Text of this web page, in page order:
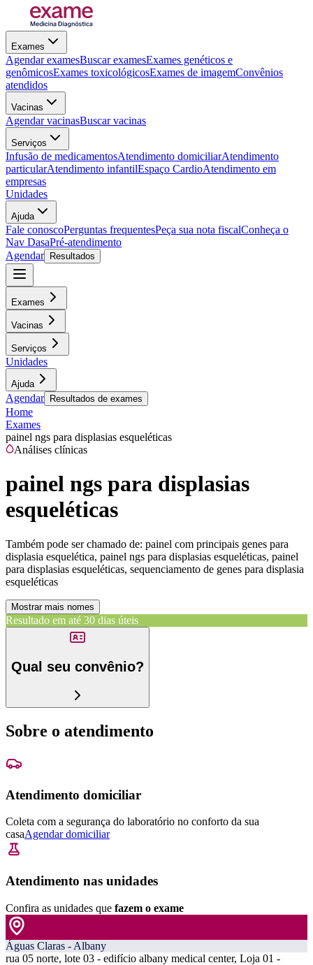
Exames
Agendar examesBuscar examesExames genéticos e
genômicosExames toxicológicosExames de imagemConvênios
atendidos
Vacinas
Agendar vacinasBuscar vacinas
Serviços
Infusão de medicamentosAtendimento domiciliarAtendimento
particularAtendimento infantilEspaço CardioAtendimento em
empresas
Unidades
Ajuda
Fale conoscoPerguntas frequentesPeça sua nota fiscalConheça o
Nav DasaPré-atendimento
Agendar
Resultados
Exames
Vacinas
Serviços
Unidades
Ajuda
Agendar Resultados de exames
Home
Exames
painel ngs para displasias esqueléticas
Análises clínicas
painel ngs para displasias
esqueléticas
Também pode ser chamado de: painel com principais genes para
displasia esquelética, painel ngs para displasias esqueléticas, painel
para displasias esqueléticas, sequenciamento de genes para displasia
esqueléticas
Mostrar mais nomes
Resultado em até 30 dias úteis
Qual seu convênio?
Sobre o atendimento
Atendimento domiciliar
Coleta com a segurança do laboratório no conforto da sua
casaAgendar domiciliar
Atendimento nas unidades
Confira as unidades que fazem o exame
Águas Claras - Albany
rua 05 norte, lote 03 - edifício albany medical center, Loja 01 -